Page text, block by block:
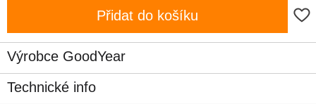
Přidat do košíku
Výrobce GoodYear
Technické info